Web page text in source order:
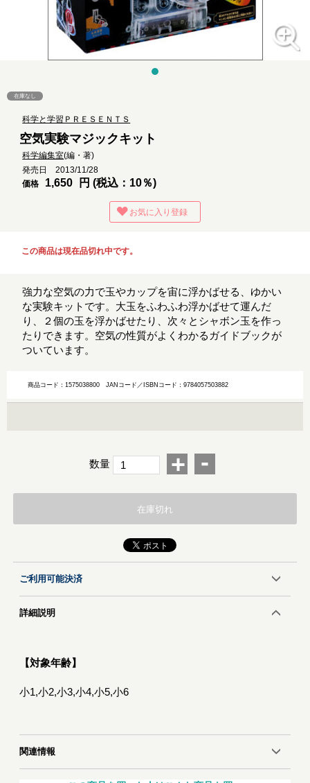
在庫なし
科学と学習ＰＲＥＳＥＮＴＳ
空気実験マジックキット
科学編集室(編・著)
発売日 2013/11/28
価格
1,650 円 (税込：10％)
お気に入り登録
この商品は現在品切れ中です。
強力な空気の力で玉やカップを宙に浮かばせる、ゆかい
な実験キットです。大玉をふわふわ浮かばせて運んだ
り、２個の玉を浮かばせたり、次々とシャボン玉を作っ
たりできます。空気の性質がよくわかるガイドブックが
ついています。
商品コード：1575038800JANコード／ISBNコード：9784057503882
数量 + -
在庫切れ
ご利用可能決済
詳細説明
【対象年齢】
小1,小2,小3,小4,小5,小6
関連情報